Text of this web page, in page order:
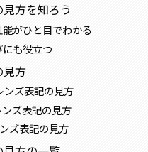
方を知ろう
能がひと目でわかる
にも役立つ
見方
ズ表記の見方
ズ表記の見方
ズ表記の見方